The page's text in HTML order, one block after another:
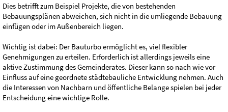
Dies betrifft zum Beispiel Projekte, die von bestehenden
Bebauungsplänen abweichen, sich nicht in die umliegende Bebauung
einfügen oder im Außenbereich liegen.
Wichtig ist dabei: Der Bauturbo ermöglicht es, viel flexibler
Genehmigungen zu erteilen. Erforderlich ist allerdings jeweils eine
aktive Zustimmung des Gemeinderates. Dieser kann so nach wie vor
Einfluss auf eine geordnete städtebauliche Entwicklung nehmen. Auch
die Interessen von Nachbarn und öffentliche Belange spielen bei jeder
Entscheidung eine wichtige Rolle.